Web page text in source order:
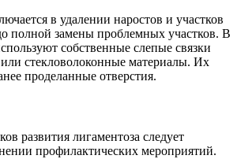
в удалении наростов и участков
полной замены проблемных участков. В
собственные слепые связки
стекловолоконные материалы. Их
проделанные отверстия.
развития лигаментоза следует
профилактических мероприятий.